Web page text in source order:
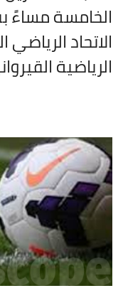
الخامسة مساءً
الاتحاد
الرياضية